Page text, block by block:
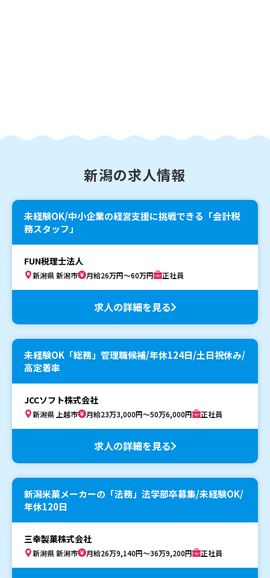
新潟の求人情報
未経験OK/中小企業の経営支援に挑戦できる「会計税
務スタッフ」
FUN税理士法人
新潟県 新潟市 月給26万円～60万円 正社員
求人の詳細を見る
未経験OK「総務」管理職候補/年休124日/土日祝休み/
高定着率
JCCソフト株式会社
新潟県 上越市 月給23万3,000円～50万6,000円 正社員
求人の詳細を見る
新潟米菓メーカーの「法務」法学部卒募集/未経験OK/
年休120日
三幸製菓株式会社
新潟県 新潟市 月給26万9,140円～36万9,200円 正社員